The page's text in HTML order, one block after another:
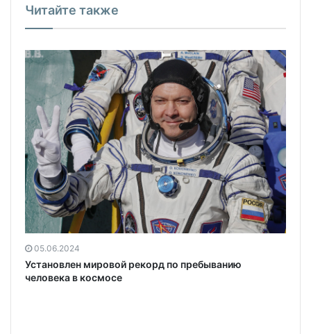
Читайте также
05.06.2024
Установлен мировой рекорд по пребыванию
человека в космосе